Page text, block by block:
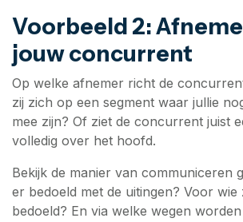
Voorbeeld 2:
jouw concurrent
Op welke afnemer richt de
zij zich op een segment waar jullie
mee zijn? Of ziet de concurrent juist
volledig over het hoofd.
Bekijk de manier van communiceren
er bedoeld met de uitingen? Voor wie
bedoeld? En via welke wegen